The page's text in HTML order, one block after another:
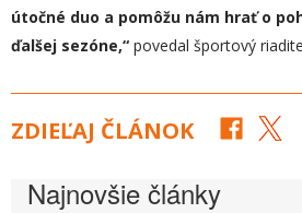
útočné duo a pomôžu nám hrať o
ďalšej sezóne,“ povedal športový
ZDIEĽAJ ČLÁNOK
Najnovšie články